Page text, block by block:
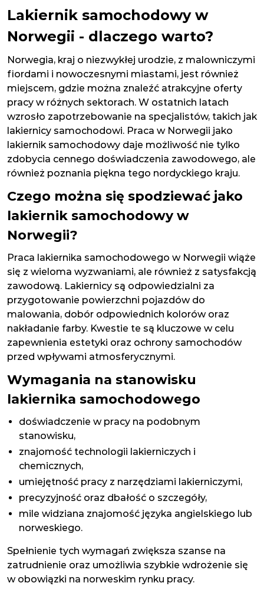
Lakiernik samochodowy w
Norwegii - dlaczego warto?
Norwegia, kraj o niezwykłej urodzie, z malowniczymi
fiordami i nowoczesnymi miastami, jest również
miejscem, gdzie można znaleźć atrakcyjne oferty
pracy w różnych sektorach. W ostatnich latach
wzrosło zapotrzebowanie na specjalistów, takich jak
lakiernicy samochodowi. Praca w Norwegii jako
lakiernik samochodowy daje możliwość nie tylko
zdobycia cennego doświadczenia zawodowego, ale
również poznania piękna tego nordyckiego kraju.
Czego można się spodziewać jako
lakiernik samochodowy w
Norwegii?
Praca lakiernika samochodowego w Norwegii wiąże
się z wieloma wyzwaniami, ale również z satysfakcją
zawodową. Lakiernicy są odpowiedzialni za
przygotowanie powierzchni pojazdów do
malowania, dobór odpowiednich kolorów oraz
nakładanie farby. Kwestie te są kluczowe w celu
zapewnienia estetyki oraz ochrony samochodów
przed wpływami atmosferycznymi.
Wymagania na stanowisku
lakiernika samochodowego
doświadczenie w pracy na podobnym
stanowisku,
znajomość technologii lakierniczych i
chemicznych,
umiejętność pracy z narzędziami lakierniczymi,
precyzyjność oraz dbałość o szczegóły,
mile widziana znajomość języka angielskiego lub
norweskiego.
Spełnienie tych wymagań zwiększa szanse na
zatrudnienie oraz umożliwia szybkie wdrożenie się
w obowiązki na norweskim rynku pracy.